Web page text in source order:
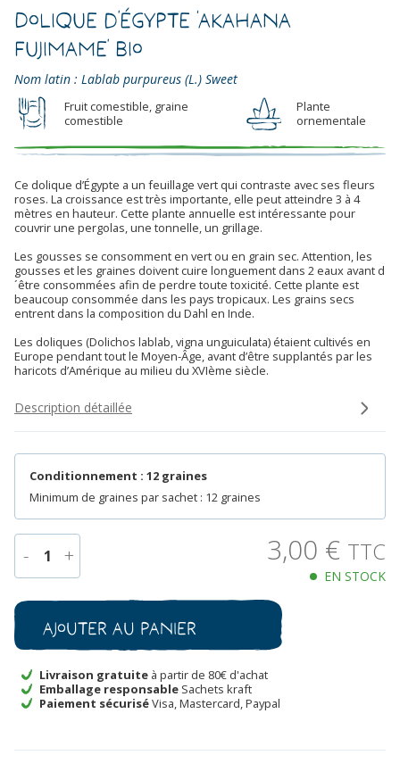
Dolique d’Égypte ‘Akahana
Fujimame’ Bio
Nom latin : Lablab purpureus (L.) Sweet
Fruit comestible, graine
comestible
Plante
ornementale
Ce dolique d’Égypte a un feuillage vert qui contraste avec ses fleurs
roses. La croissance est très importante, elle peut atteindre 3 à 4
mètres en hauteur. Cette plante annuelle est intéressante pour
couvrir une pergolas, une tonnelle, un grillage.
Les gousses se consomment en vert ou en grain sec. Attention, les
gousses et les graines doivent cuire longuement dans 2 eaux avant d
´être consommées afin de perdre toute toxicité. Cette plante est
beaucoup consommée dans les pays tropicaux. Les grains secs
entrent dans la composition du Dahl en Inde.
Les doliques (Dolichos lablab, vigna unguiculata) étaient cultivés en
Europe pendant tout le Moyen-Âge, avant d’être supplantés par les
haricots d’Amérique au milieu du XVIème siècle.
Description détaillée
Conditionnement : 12 graines
Minimum de graines par sachet : 12 graines
- 1 +
de
Dolique
d’Égypte
Fujimame'
Bio
3,00 € TTC
EN STOCK
Ajouter au panier
Livraison gratuite à partir de 80€ d'achat
Emballage responsable Sachets kraft
Paiement sécuriséVisa, Mastercard, Paypal